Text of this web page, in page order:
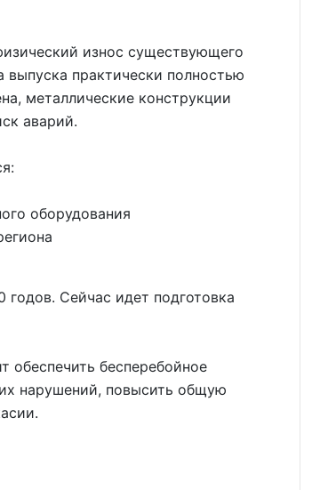
износ существующего
практически полностью
металлические конструкции
аварий.
оборудования
Сейчас идет подготовка
обеспечить бесперебойное
нарушений, повысить общую